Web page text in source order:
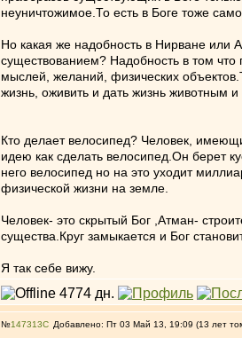
неуничтожимое.То есть в Боге тоже
Но какая же надобность в Нирване или
существованием? Надобность в том что
мыслей, желаний, физических
жизнь, оживить и дать жизнь животным
Кто делает велосипед? Человек,
идею как сделать велосипед.Он берет
него велосипед но на это уходит
физической жизни на земле.
Человек- это скрытый Бог ,Атман-
существа.Круг замыкается и Бог
Я так себе вижу.
№147313 Добавлено: Пт 03 Май 13, 19:09 (13 лет